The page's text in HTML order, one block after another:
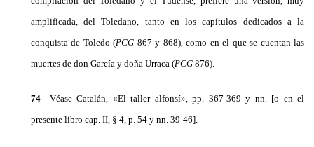
amplificada, del Toledano, tanto en los capítulos dedicados a la
conquista de Toledo (PCG 867 y 868), como en el que se cuentan las
muertes de don García y doña Urraca (PCG 876).
74 Véase Catalán, «El taller alfonsí», pp. 367-369 y nn. [o en el
presente libro cap. II, § 4, p. 54 y nn. 39-46].